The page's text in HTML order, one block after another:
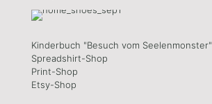
Kinderbuch "Besuch vom Seelenmonster"
Spreadshirt-Shop
Print-Shop
Etsy-Shop